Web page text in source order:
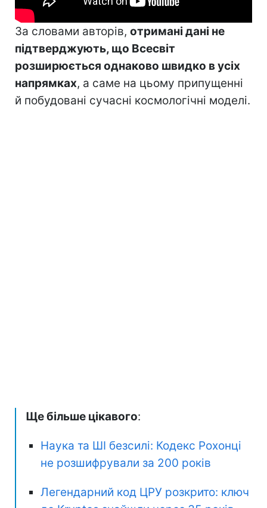
За словами авторів, отримані дані не
підтверджують, що Всесвіт
розширюється однаково швидко в усіх
напрямках, а саме на цьому припущенні
й побудовані сучасні космологічні моделі.
Ще більше цікавого:
Наука та ШІ безсилі: Кодекс Рохонці
не розшифрували за 200 років
Легендарний код ЦРУ розкрито: ключ